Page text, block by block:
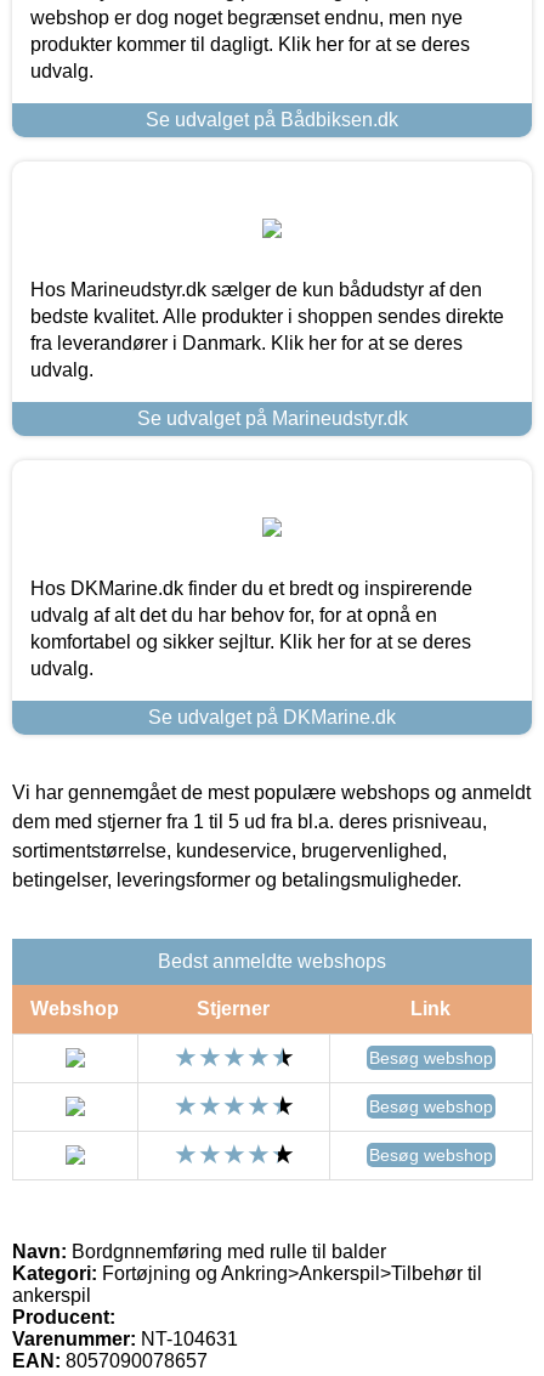
webshop er dog noget begrænset endnu, men nye
produkter kommer til dagligt. Klik her for at se deres
udvalg.
Se udvalget på Bådbiksen.dk
Hos Marineudstyr.dk sælger de kun bådudstyr af den
bedste kvalitet. Alle produkter i shoppen sendes direkte
fra leverandører i Danmark. Klik her for at se deres
udvalg.
Se udvalget på Marineudstyr.dk
Hos DKMarine.dk finder du et bredt og inspirerende
udvalg af alt det du har behov for, for at opnå en
komfortabel og sikker sejltur. Klik her for at se deres
udvalg.
Se udvalget på DKMarine.dk
Vi har gennemgået de mest populære webshops og anmeldt
dem med stjerner fra 1 til 5 ud fra bl.a. deres prisniveau,
sortimentstørrelse, kundeservice, brugervenlighed,
betingelser, leveringsformer og betalingsmuligheder.
Bedst anmeldte webshops
Webshop Stjerner Link
Besøg webshop
Besøg webshop
Besøg webshop
Navn: Bordgnnemføring med rulle til balder
Kategori: Fortøjning og Ankring>Ankerspil>Tilbehør til
ankerspil
Producent:
Varenummer: NT-104631
EAN: 8057090078657